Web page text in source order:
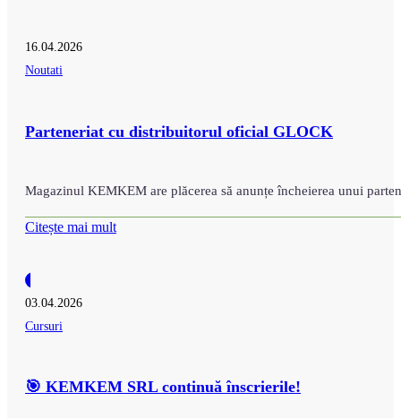
16.04.2026
Noutati
Parteneriat cu distribuitorul oficial GLOCK
Magazinul KEMKEM are plăcerea să anunțe încheierea unui
Citește mai mult
03.04.2026
Cursuri
🎯 KEMKEM SRL continuă înscrierile!